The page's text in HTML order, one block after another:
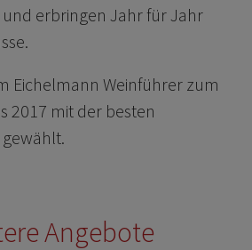
erbringen Jahr für Jahr
Eichelmann Weinführer zum
2017 mit der besten
Angebote